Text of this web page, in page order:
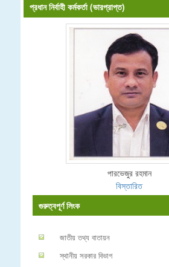
প্রধান নির্বাহী কর্মকর্তা (ভারপ্রাপ্ত)
পারভেজুর রহমান
বিস্তারিত
গুরুত্বপূর্ণ লিংক
জাতীয় তথ্য বাতায়ন
স্থানীয় সরকার বিভাগ